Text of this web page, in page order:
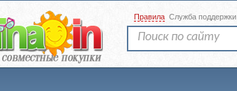
Правила Служба поддержки